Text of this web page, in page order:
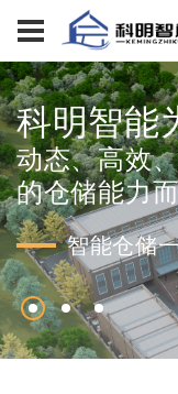
科明智能
动态、高效
的仓储能力
智能仓储